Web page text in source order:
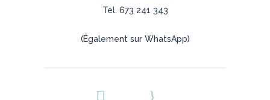
Tel. 673 241 343
(Également sur WhatsApp)